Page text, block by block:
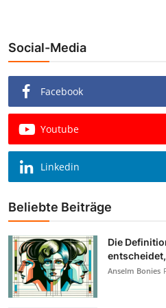
Redaktion
Beiträge
Vorproduktion
Social-Media
Facebook
Youtube
Linkedin
Beliebte Beiträge
Die
Anselm Bonies